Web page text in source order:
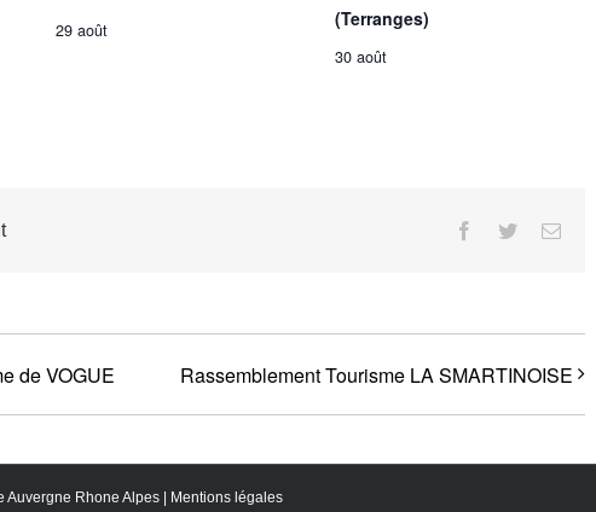
29 août
(Terranges)
30 août
Facebook
TwitterEmail
de VOGUE Rassemblement Tourisme LA SMARTINOISE
Auvergne Rhone Alpes | Mentions légales